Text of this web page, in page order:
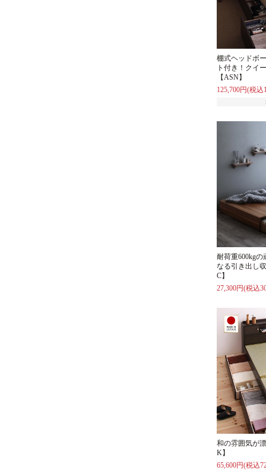
棚式ヘッドボ
ト付き！クイ
【ASN】
125,700円(税込
耐荷重600kg
なる引き出し
C】
27,300円(税込
和の雰囲気が
K】
65,600円(税込